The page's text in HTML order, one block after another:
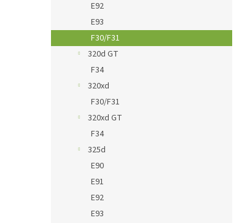
E92
E93
F30/F31
320d GT
F34
320xd
F30/F31
320xd GT
F34
325d
E90
E91
E92
E93